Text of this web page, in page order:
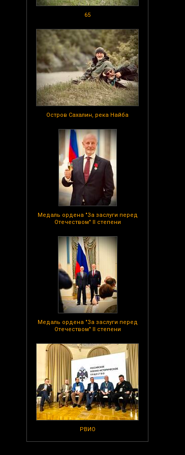
65
Остров Сахалин, река Найба
Медаль ордена "За заслуги перед
Отечеством" II степени
Медаль ордена "За заслуги перед
Отечеством" II степени
РВИО